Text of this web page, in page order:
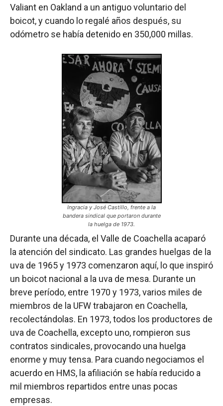
Valiant en Oakland a un antiguo voluntario del
boicot, y cuando lo regalé años después, su
odómetro se había detenido en 350,000 millas.
Ingracia y José Castillo, frente a la
bandera sindical que portaron durante
la huelga de 1973.
Durante una década, el Valle de Coachella acaparó
la atención del sindicato. Las grandes huelgas de la
uva de 1965 y 1973 comenzaron aquí, lo que inspiró
un boicot nacional a la uva de mesa. Durante un
breve período, entre 1970 y 1973, varios miles de
miembros de la UFW trabajaron en Coachella,
recolectándolas. En 1973, todos los productores de
uva de Coachella, excepto uno, rompieron sus
contratos sindicales, provocando una huelga
enorme y muy tensa. Para cuando negociamos el
acuerdo en HMS, la afiliación se había reducido a
mil miembros repartidos entre unas pocas
empresas.